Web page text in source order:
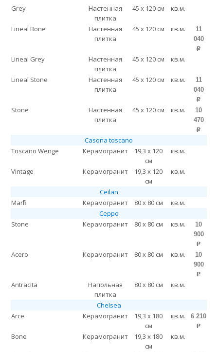
Grey
Настенная
плитка
45 x 120 см кв.м.
Lineal Bone
Настенная
плитка
45 x 120 см кв.м.
11
040
p
Lineal Grey
Настенная
плитка
45 x 120 см кв.м.
Lineal Stone
Настенная
плитка
45 x 120 см кв.м.
11
040
p
Stone
Настенная
плитка
45 x 120 см кв.м.
10
470
p
Casona toscano
Toscano Wenge
Керамогранит
19,3 x 120
см
кв.м.
Vintage Керамогранит
19,3 x 120
см
кв.м.
Ceilan
Marfil
Керамогранит 80 x 80 см
кв.м.
Ceppo
Stone
Керамогранит 80 x 80 см кв.м.
10
900
p
Acero Керамогранит 80 x 80 см кв.м.
10
900
p
Antracita
Напольная
плитка
80 x 80 см кв.м.
Chelsea
Arce
Керамогранит
19,3 x 180
см
кв.м. 6 210
p
Bone Керамогранит
19,3 x 180
см
кв.м.